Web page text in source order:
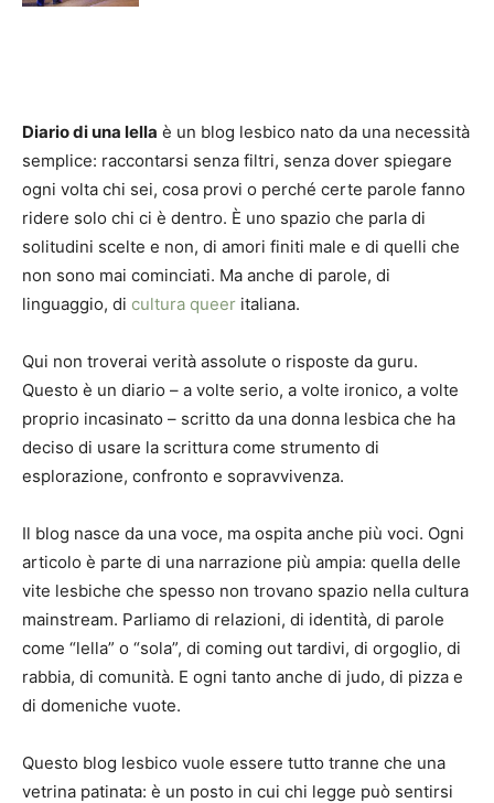
Diario di una lella è un blog lesbico nato da una necessità
semplice: raccontarsi senza filtri, senza dover spiegare
ogni volta chi sei, cosa provi o perché certe parole fanno
ridere solo chi ci è dentro. È uno spazio che parla di
solitudini scelte e non, di amori finiti male e di quelli che
non sono mai cominciati. Ma anche di parole, di
linguaggio, di cultura queer italiana.
Qui non troverai verità assolute o risposte da guru.
Questo è un diario – a volte serio, a volte ironico, a volte
proprio incasinato – scritto da una donna lesbica che ha
deciso di usare la scrittura come strumento di
esplorazione, confronto e sopravvivenza.
Il blog nasce da una voce, ma ospita anche più voci. Ogni
articolo è parte di una narrazione più ampia: quella delle
vite lesbiche che spesso non trovano spazio nella cultura
mainstream. Parliamo di relazioni, di identità, di parole
come “lella” o “sola”, di coming out tardivi, di orgoglio, di
rabbia, di comunità. E ogni tanto anche di judo, di pizza e
di domeniche vuote.
Questo blog lesbico vuole essere tutto tranne che una
vetrina patinata: è un posto in cui chi legge può sentirsi